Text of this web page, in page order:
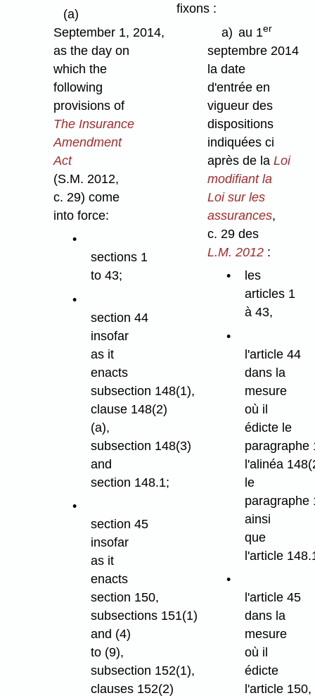
(a)
September 1, 2014,
as the day on
which the
following
provisions of
The Insurance
Amendment
Act
(S.M. 2012,
c. 29) come
into force:
sections 1
to 43;
section 44
insofar
as it
enacts
subsection 148(1),
clause 148(2)
(a),
subsection 148(3)
and
section 148.1;
section 45
insofar
as it
enacts
section 150,
subsections 151(1)
and (4)
to (9),
subsection 152(1),
clauses 152(2)
fixons :
a) au 1er
septembre 2014
la date
d'entrée en
vigueur des
dispositions
indiquées ci
après de laLoi
modifiant la
Loi sur les
assurances,
c. 29 des
L.M. 2012 :
les
articles 1
à 43,
l'article 44
dans la
mesure
où il
édicte le
paragraphe
l'alinéa
le
paragraphe
ainsi
que
l'article
l'article 45
dans la
mesure
où il
édicte
l'article 150,